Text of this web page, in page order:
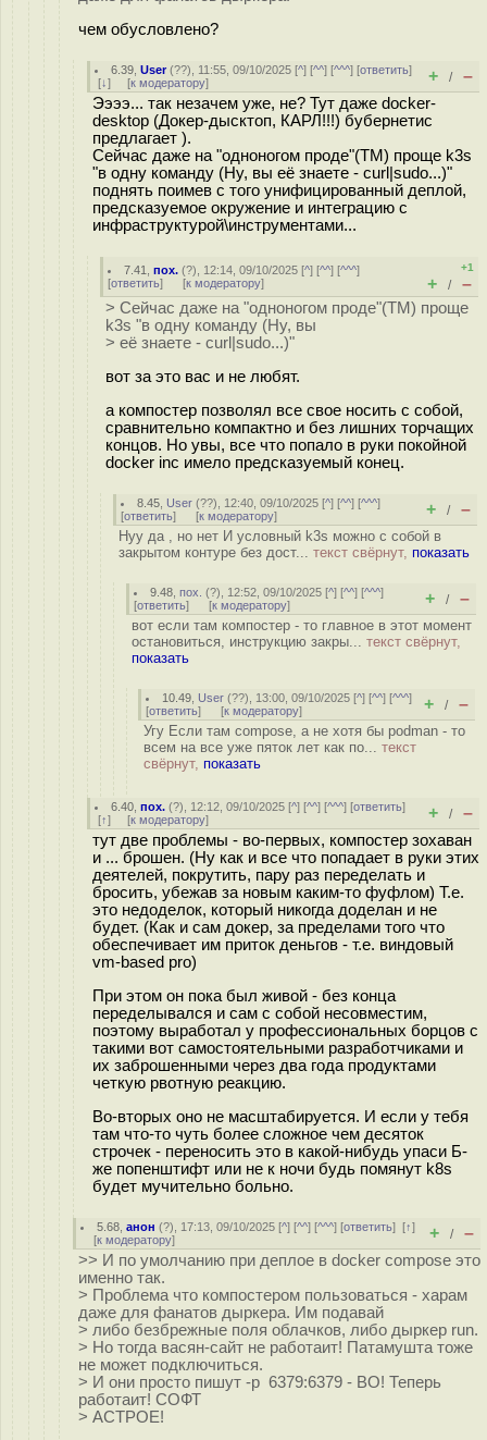
чем обусловлено?
6.39 ,User(??), 11:55, 09/10/2025 [^] [^^] [^^^] [ответить]
[↓] [к модератору] + / –
Ээээ... так незачем уже, не? Тут даже docker-
desktop (Докер-дысктоп, КАРЛ!!!) бубернетис
предлагает ).
Сейчас даже на "одноногом проде"(ТМ) проще k3s
"в одну команду (Ну, вы её знаете - curl|sudo...)"
поднять поимев с того унифицированный деплой,
предсказуемое окружение и интеграцию с
инфраструктурой\инструментами...
7.41 ,пох. (?), 12:14, 09/10/2025 [^] [^^] [^^^]
[ответить] [к модератору]
+1
+ / –
> Сейчас даже на "одноногом проде"(ТМ) проще
k3s "в одну команду (Ну, вы
> её знаете - curl|sudo...)"
вот за это вас и не любят.
а компостер позволял все свое носить с собой,
сравнительно компактно и без лишних торчащих
концов. Но увы, все что попало в руки покойной
docker inc имело предсказуемый конец.
8.45 User (??), 12:40, 09/10/2025 [^] [^^] [^^^]
[ответить] [к модератору] + / –
Нуу да , но нет И условный k3s можно с собой в
закрытом контуре без дост... текст свёрнут, показать
9.48 ,пох. (?), 12:52, 09/10/2025 [^] [^^] [^^^]
[ответить] [к модератору] + / –
вот если там компостер - то главное в этот момент
остановиться, инструкцию закры... текст свёрнут,
показать
10.49 User (??), 13:00, 09/10/2025 [^] [^^] [^^^]
[ответить] [к модератору] + / –
Угу Если там compose, а не хотя бы podman - то
всем на все уже пяток лет как по... текст
свёрнут, показать
6.40 ,пох. (?), 12:12, 09/10/2025 [^] [^^] [^^^] [ответить]
[↑] [к модератору] + / –
тут две проблемы - во-первых, компостер зохаван
и ... брошен. (Ну как и все что попадает в руки этих
деятелей, покрутить, пару раз переделать и
бросить, убежав за новым каким-то фуфлом) Т.е.
это недоделок, который никогда доделан и не
будет. (Как и сам докер, за пределами того что
обеспечивает им приток деньгов - т.е. виндовый
vm-based pro)
При этом он пока был живой - без конца
переделывался и сам с собой несовместим,
поэтому выработал у профессиональных борцов с
такими вот самостоятельными разработчиками и
их заброшенными через два года продуктами
четкую рвотную реакцию.
Во-вторых оно не масштабируется. И если у тебя
там что-то чуть более сложное чем десяток
строчек - переносить это в какой-нибудь упаси Б-
же попенштифт или не к ночи будь помянут k8s
будет мучительно больно.
5.68 ,анон (?), 17:13, 09/10/2025 [^] [^^] [^^^] [ответить][↑]
[к модератору] + / –
>> И по умолчанию при деплое в docker compose это
именно так.
> Проблема что компостером пользоваться - харам
даже для фанатов дыркера. Им подавай
> либо безбрежные поля облачков, либо дыркер run.
> Но тогда васян-сайт не работаит! Патамушта тоже
не может подключиться.
> И они просто пишут -p 6379:6379 - ВО! Теперь
работаит! СОФТ
> АСТРОЕ!